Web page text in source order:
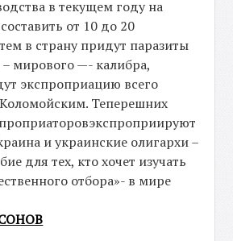
в текущем году на
от 10 до 20
в страну придут паразиты
– мирового —- калибра,
экспроприацию всего
Теперешних
и украинские олигархи –
для тех, кто хочет изучать
отбора»- в мире